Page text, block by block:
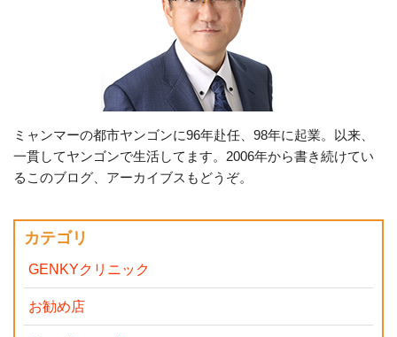
ミャンマーの都市ヤンゴンに96年赴任、98年に起業。以来、
一貫してヤンゴンで生活してます。2006年から書き続けてい
るこのブログ、アーカイブスもどうぞ。
カテゴリ
GENKYクリニック
お勧め店